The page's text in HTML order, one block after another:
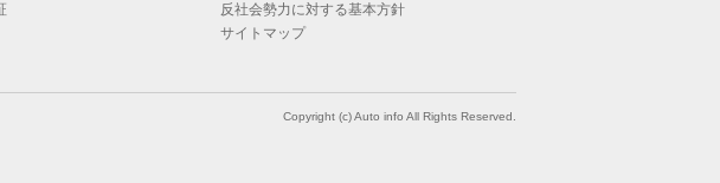
反社会勢力に対する基本方針
サイトマップ
Copyright (c) Auto info All Rights Reserved.